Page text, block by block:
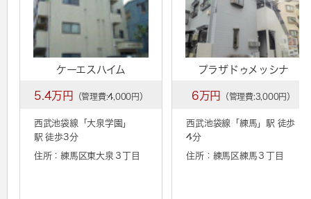
ケーエスハイム
5.4万円 （管理費:4,000円）
西武池袋線「大泉学園 」
駅 徒歩3分
住所：練馬区東大泉３丁目
プラザドゥメッシナ
6万円 （管理費:3,000円）
西武池袋線「 練馬 」駅 徒歩
4分
住所：練馬区練馬３丁目